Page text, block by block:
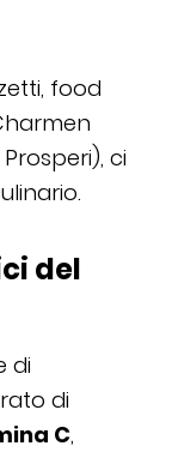
food
ci
del
di
di
C,